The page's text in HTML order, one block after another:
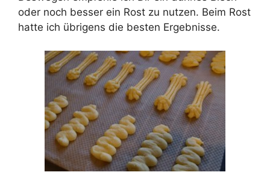
oder noch besser ein Rost zu nutzen. Beim Rost
hatte ich übrigens die besten Ergebnisse.